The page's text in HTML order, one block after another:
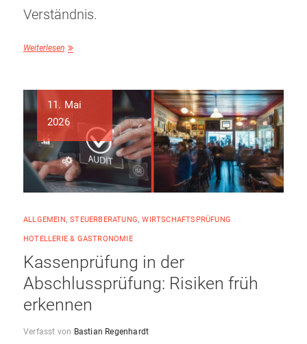
Verständnis.
Weiterlesen
11. Mai
2026
ALLGEMEIN,STEUERBERATUNG,WIRTSCHAFTSPRÜFUNG
HOTELLERIE & GASTRONOMIE
Kassenprüfung in der
Abschlussprüfung: Risiken früh
erkennen
Verfasst von Bastian Regenhardt